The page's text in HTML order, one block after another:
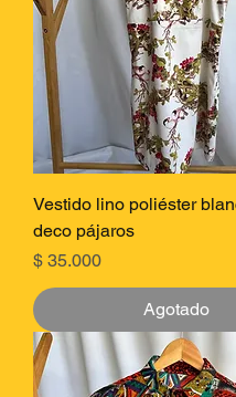
Vestido lino poliéster
deco pájaros
Precio
$ 35.000
Agotado